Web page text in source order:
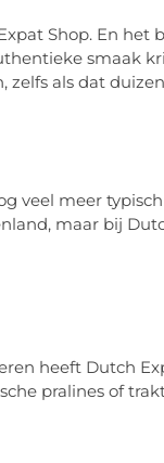
Shop. En het
smaak
als dat
veel meer
maar bij
heeft Dutch
pralines of